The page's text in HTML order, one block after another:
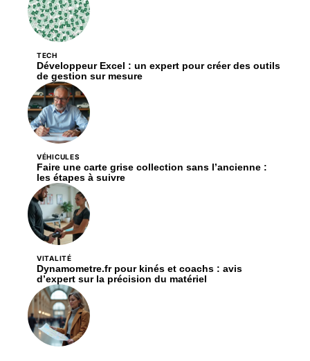
TECH
Développeur Excel : un expert pour créer des outils
de gestion sur mesure
VÉHICULES
Faire une carte grise collection sans l’ancienne :
les étapes à suivre
VITALITÉ
Dynamometre.fr pour kinés et coachs : avis
d’expert sur la précision du matériel